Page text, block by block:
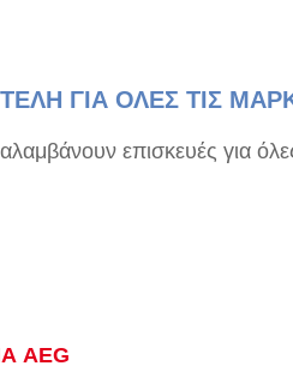
ΓΙΑ ΟΛΕΣ ΤΙΣ
επισκευές για
AEG